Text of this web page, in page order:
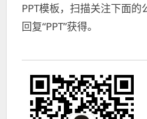
PPT模板，扫描关注下面的
回复“PPT”获得。